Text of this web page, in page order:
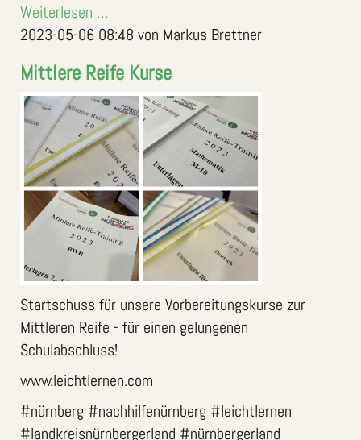
Weiterlesen …
2023-05-06 08:48 von Markus Brettner
Mittlere Reife Kurse
Startschuss für unsere Vorbereitungskurse zur
Mittleren Reife - für einen gelungenen
Schulabschluss!
www.leichtlernen.com
#nürnberg #nachhilfenürnberg #leichtlernen
#landkreisnürnbergerland #nürnbergerland